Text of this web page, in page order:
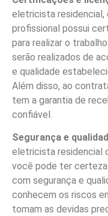
eletricista residencial,
profissional possui
para realizar o
serão realizados de
e qualidade
Além disso, ao
tem a garantia de
confiável.
Segurança e
eletricista residencial
você pode ter certeza
com segurança e
conhecem os riscos
tomam as devidas